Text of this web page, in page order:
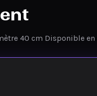
40 cm Disponible